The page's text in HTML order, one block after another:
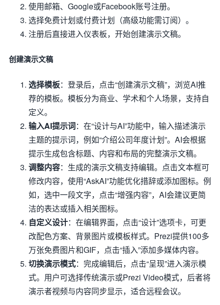
使用邮箱、Google或Facebook账号注册。
选择免费计划或付费计划（高级功能需订阅）。
注册后直接进入仪表板，开始创建演示文稿。
创建演示文稿
选择模板：登录后，点击“创建演示文稿”，浏览AI推
荐的模板。模板分为商业、学术和个人场景，支持自
定义。
输入AI提示词：在“设计与AI”功能中，输入描述演示
主题的提示词，例如“介绍公司年度计划”。AI会根据
提示生成包含标题、内容和布局的完整演示文稿。
调整内容：生成的演示文稿支持编辑。点击文本框可
修改内容，使用“AskAI”功能优化措辞或添加图标。例
如，选中一段文字，点击“增强内容”，AI会建议更简
洁的表达或插入相关图标。
自定义设计：在编辑界面，点击“设计”选项卡，可更
改配色方案、背景图片或模板样式。Prezi提供100多
万张免费图片和GIF，点击“插入”添加多媒体内容。
切换演示模式：完成编辑后，点击“呈现”进入演示模
式。用户可选择传统演示或Prezi Video模式，后者将
演示者视频与内容同步显示，适合远程会议。